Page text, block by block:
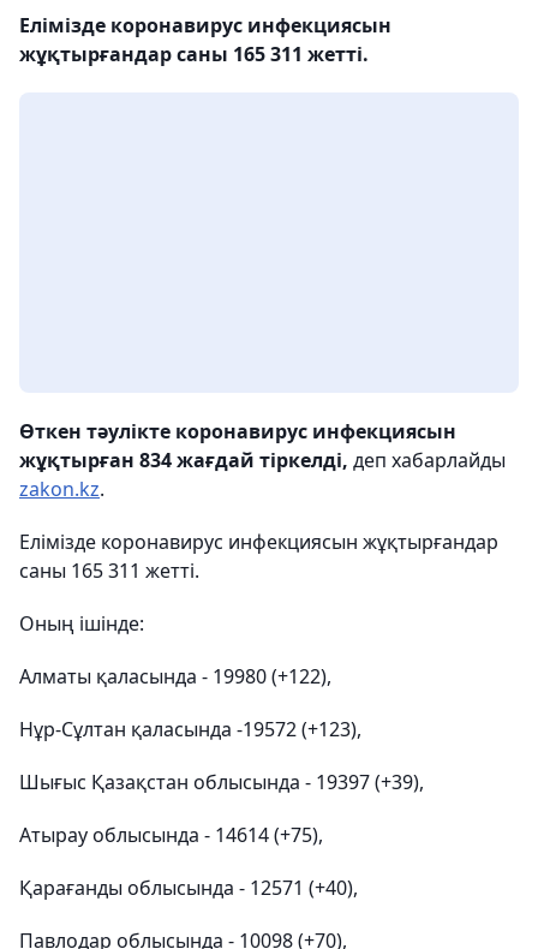
Елімізде коронавирус инфекциясын
жұқтырғандар саны 165 311 жетті.
Өткен тәулікте коронавирус инфекциясын
жұқтырған 834 жағдай тіркелді, деп хабарлайды
zakon.kz.
Елімізде коронавирус инфекциясын жұқтырғандар
саны 165 311 жетті.
Оның ішінде:
Алматы қаласында - 19980 (+122),
Нұр-Сұлтан қаласында -19572 (+123),
Шығыс Қазақстан облысында - 19397 (+39),
Атырау облысында - 14614 (+75),
Қарағанды облысында - 12571 (+40),
Павлодар облысында - 10098 (+70),